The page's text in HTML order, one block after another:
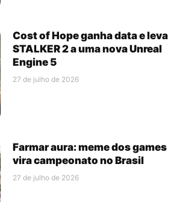
Cost of Hope ganha data e leva
STALKER 2 a uma nova Unreal
Engine 5
27 de julho de 2026
Farmar aura: meme dos games
vira campeonato no Brasil
27 de julho de 2026